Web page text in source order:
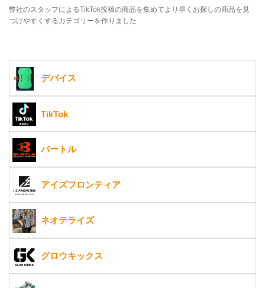
弊社のスタッフによるTikTok投稿の商品を集めてより早くお探しの商品を見
つけやすくするカテゴリーを作りました
デバイス
TikTok
バートル
アイズフロンティア
ネオテライズ
グロウキックス